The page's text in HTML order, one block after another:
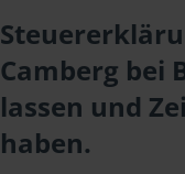
Camberg bei
lassen und
haben.